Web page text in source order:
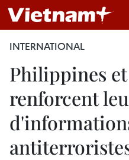
INTERNATIONAL
Philippines
renforcent